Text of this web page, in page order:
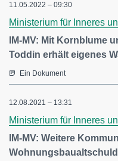
11.05.2022 – 09:30
Ministerium für Inneres
IM-MV: Mit Kornblume
Toddin erhält eigenes
Ein Dokument
12.08.2021 – 13:31
Ministerium für Inneres
IM-MV: Weitere